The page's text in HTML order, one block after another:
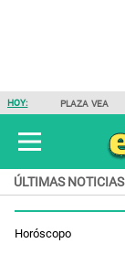
HOY: PLAZA VEA
ÚLTIMAS NOTICIAS
Horóscopo